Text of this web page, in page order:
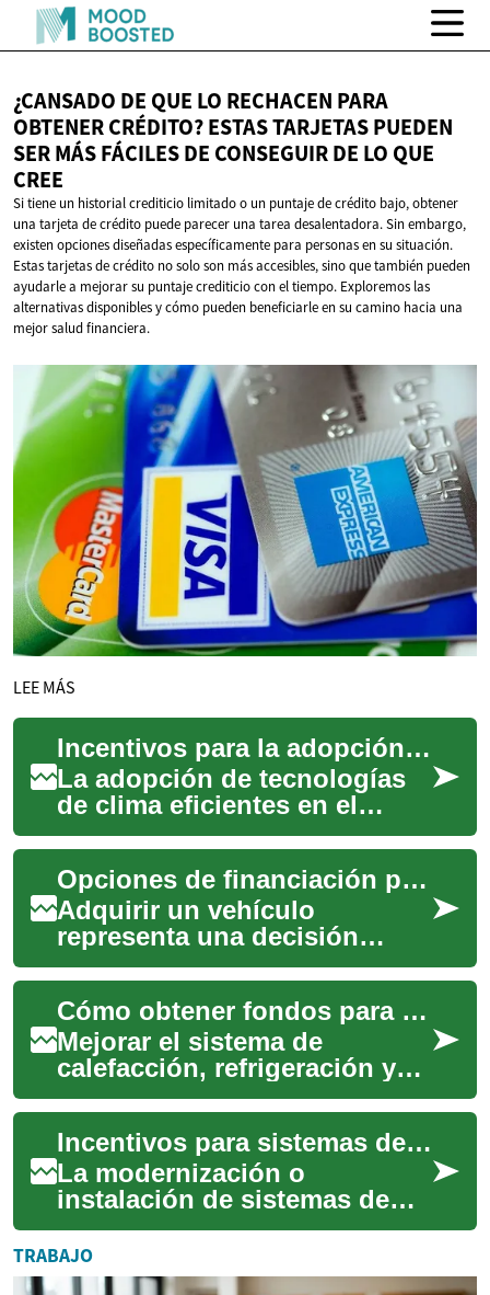
¿CANSADO DE QUE LO RECHACEN PARA
OBTENER CRÉDITO? ESTAS TARJETAS PUEDEN
SER MÁS FÁCILES DE CONSEGUIR DE LO QUE
CREE
Si tiene un historial crediticio limitado o un puntaje de crédito bajo, obtener
una tarjeta de crédito puede parecer una tarea desalentadora. Sin embargo,
existen opciones diseñadas específicamente para personas en su situación.
Estas tarjetas de crédito no solo son más accesibles, sino que también pueden
ayudarle a mejorar su puntaje crediticio con el tiempo. Exploremos las
alternativas disponibles y cómo pueden beneficiarle en su camino hacia una
mejor salud financiera.
LEE MÁS
Incentivos para la adopción de tecnologías de clima eficientes
La adopción de tecnologías
de clima eficientes en el
hogar representa una
oportunidad significativa
para mejorar el c...
Opciones de financiación para adquirir un vehículo
Adquirir un vehículo
representa una decisión
significativa que a menudo
requiere una planificación
financiera cuidado...
Cómo obtener fondos para mejorar el ambiente interior de tu casa
Mejorar el sistema de
calefacción, refrigeración y
ventilación de tu hogar puede
parecer costoso, pero existen
divers...
Incentivos para sistemas de calefacción y refrigeración
La modernización o
instalación de sistemas de
calefacción, ventilación y aire
acondicionado (HVAC) en el
hogar puede ...
TRABAJO